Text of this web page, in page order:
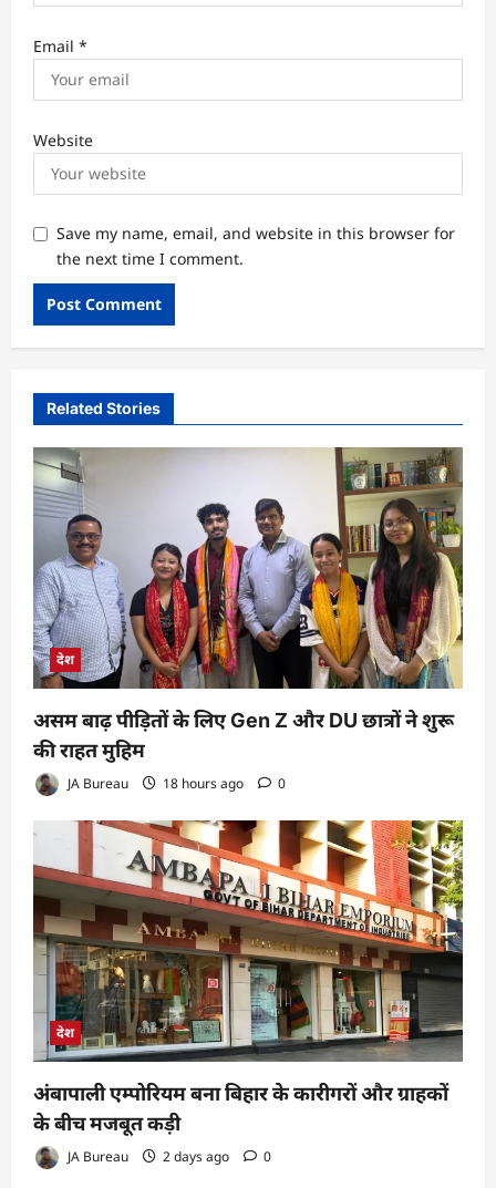
Email *
Website
Save my name, email, and website in this browser for
the next time I comment.
Related Stories
देश
असम बाढ़ पीड़ितों के लिए Gen Z और DU छात्रों ने शुरू
की राहत मुहिम
JA Bureau 18 hours ago 0
देश
अंबापाली एम्पोरियम बना बिहार के कारीगरों और ग्राहकों
के बीच मजबूत कड़ी
JA Bureau 2 days ago 0